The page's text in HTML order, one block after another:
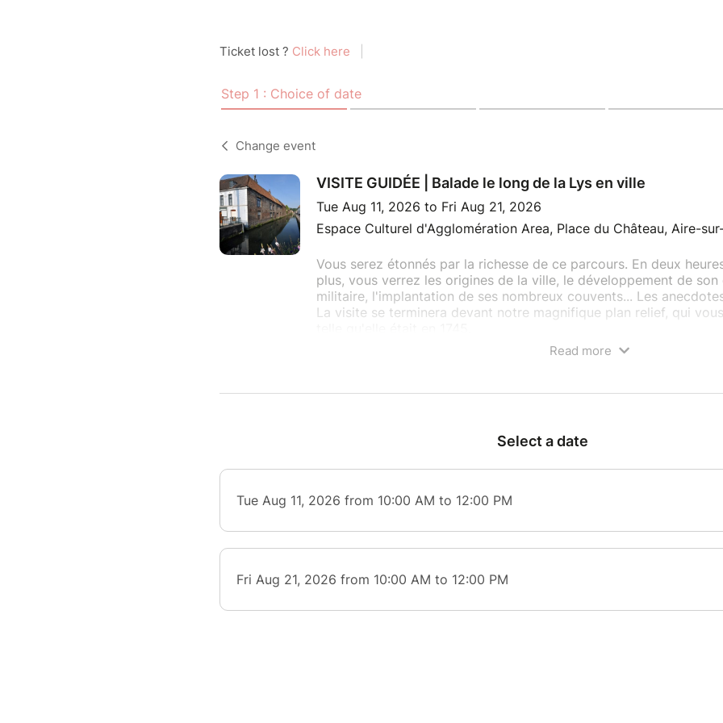
Ticket lost ? Click here
Step 1 : Choice of date
Change event
VISITE GUIDÉE | Balade le long de la Lys en ville
Tue Aug 11, 2026 to Fri Aug 21, 2026
Espace Culturel d'Agglomération Area, Place du Château, Aire-
Vous serez étonnés par la richesse de ce parcours. En deux
plus, vous verrez les origines de la ville, le développement de
militaire, l'implantation de ses nombreux couvents... Les
La visite se terminera devant notre magnifique plan relief, qui
Read more
Select a date
Tue Aug 11, 2026 from 10:00 AM to 12:00 PM
Fri Aug 21, 2026 from 10:00 AM to 12:00 PM